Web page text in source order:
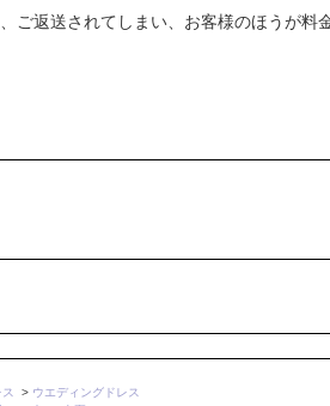
ご返送されてしまい、お客様のほうが
> ウエディングドレス